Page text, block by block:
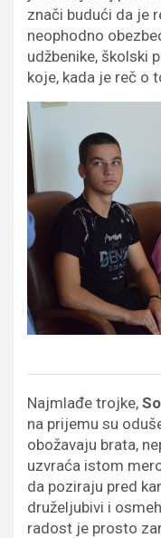
znači budući da je
neophodno
udžbenike, školski
koje, kada je reč o
Najmlađe trojke,
na prijemu su
obožavaju brata,
uzvraća istom
da poziraju pred
druželjubivi i
radost je prosto